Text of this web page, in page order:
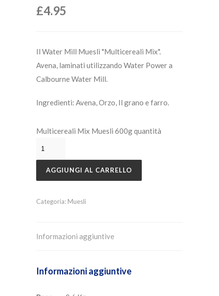
£4.95
Il Water Mill Muesli "Multicereali Mix".
Avena, laminati utilizzando Water Power a
Calbourne Water Mill.
Ingredienti: Avena, Orzo, Il grano e farro.
Multicereali Mix Muesli 600g quantità
AGGIUNGI AL CARRELLO
Categoria: Muesli
Informazioni aggiuntive
Informazioni aggiuntive